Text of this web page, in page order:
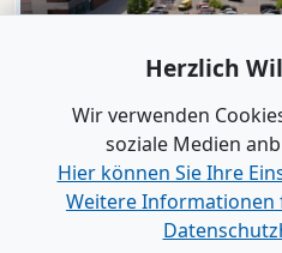
dodenhof als
Alle Videos
Herzlich
Wir verwenden
soziale Medien
Hier können Sie Ihre
Weitere Informationen